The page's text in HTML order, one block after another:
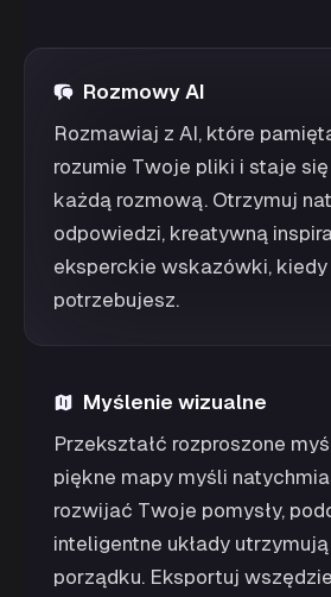
Rozmowy AI
Rozmawiaj z AI, które
rozumie Twoje pliki i staje
każdą rozmową. Otrzymuj
odpowiedzi, kreatywną
eksperckie wskazówki, kiedy
potrzebujesz.
Myślenie wizualne
Przekształć rozproszone
piękne mapy myśli
rozwijać Twoje pomysły,
inteligentne układy
porządku. Eksportuj